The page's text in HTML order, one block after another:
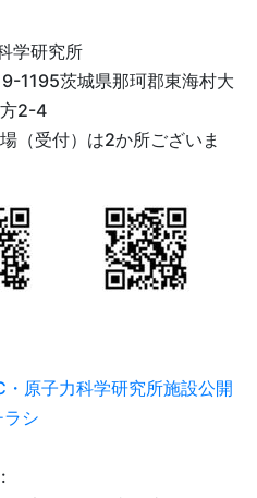
学研究所
1195茨城県那珂郡東海村大
2-4
（受付）は2か所ございま
・原子力科学研究所施設公開
シ